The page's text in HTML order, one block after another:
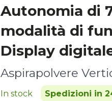
Autonomia di
modalità di
Display
Aspirapolvere
In stock Spedizioni in